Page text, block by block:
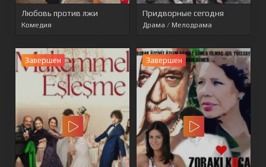
Любовь против лжи
Комедия
Придворные сегодня
Драма / Мелодрама
Завершен Завершен